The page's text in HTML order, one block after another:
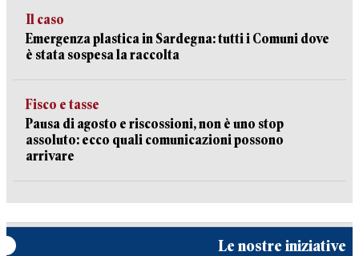
Il caso
Emergenza plastica in Sardegna: tutti i Comuni dove
è stata sospesa la raccolta
Fisco e tasse
Pausa di agosto e riscossioni, non è uno stop
assoluto: ecco quali comunicazioni possono
arrivare
Le nostre iniziative